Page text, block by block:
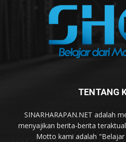
TENTANG
SINARHARAPAN.NET adalah
menyajikan berita-berita
Motto kami adalah